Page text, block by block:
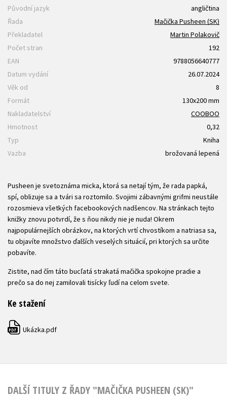
Původní jazyk
angličtina
Řada
Mačička Pusheen (SK)
Překladatel
Martin Polakovič
Počet stran
192
EAN
9788056640777
Datum vydání
26.07.2024
Věk od
8
Formát
130x200 mm
Nakladatelství
COOBOO
Hmotnost
0,32
Typ
Kniha
Vazba
brožovaná lepená
Pusheen je svetoznáma micka, ktorá sa netají tým, že rada papká,
spí, oblizuje sa a tvári sa roztomilo. Svojimi zábavnými grifmi neustále
rozosmieva všetkých facebookových nadšencov. Na stránkach tejto
knižky znovu potvrdí, že s ňou nikdy nie je nuda! Okrem
najpopulárnejších obrázkov, na ktorých vrtí chvostíkom a natriasa sa,
tu objavíte množstvo ďalších veselých situácií, pri ktorých sa určite
pobavíte.
Zistite, nad čím táto bucľatá strakatá mačička spokojne pradie a
prečo sa do nej zamilovali tisícky ľudí na celom svete.
Ke stažení
PDF Ukázka.pdf
DALŠÍ TITULY Z ŘADY "MAČIČKA PUSHEEN (SK)"